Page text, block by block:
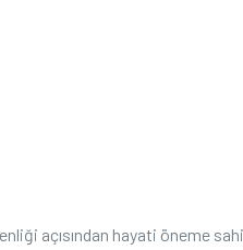
açısından hayati öneme